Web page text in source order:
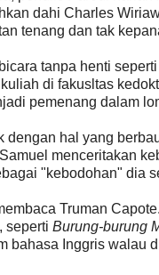
dahi Charles
tenang dan tak
tanpa henti seperti
di fakusltas
pemenang dalam
hal yang
menceritakan
"kebodohan" dia
Truman
seperti Burung-burung
bahasa Inggris walau